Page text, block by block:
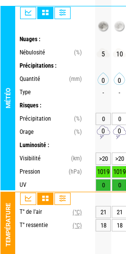
MÉTÉO
Nuages :
Nébulosité
(%)
Précipitations :
Quantité
(mm)
Type
Risques :
Précipitation
(%)
Orage
(%)
Luminosité :
Visibilité
(km)
Pression
(hPa)
UV
TEMPÉRATURE T° de l'air
(°C)
T° ressentie
(°C)
5 10
0 0
- -
0 0
0 0
>20 >20
1019 1019
0 0
21 21
18
18